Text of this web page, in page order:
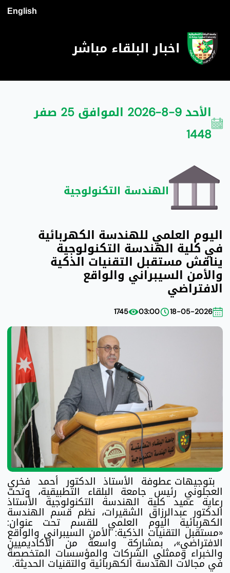
English
اخبار البلقاء مباشر
الأحد 9-8-2026 الموافق 25 صفر
1448
الهندسة التكنولوجية
اليوم العلمي للهندسة الكهربائية
في كلية الهندسة التكنولوجية
يناقش مستقبل التقنيات الذكية
والأمن السيبراني والواقع
الافتراضي
18-05-2026
03:00
1745
بتوجيهات عطوفة الأستاذ الدكتور أحمد فخري
العجلوني رئيس جامعة البلقاء التطبيقية، وتحت
رعاية عميد كلية الهندسة التكنولوجية الأستاذ
الدكتور عبدالرزاق الشقيرات، نظم قسم الهندسة
الكهربائية اليوم العلمي للقسم تحت عنوان:
«مستقبل التقنيات الذكية: الأمن السيبراني والواقع
الافتراضي»، بمشاركة واسعة من الأكاديميين
والخبراء وممثلي الشركات والمؤسسات المتخصصة
في مجالات الهندسة الكهربائية والتقنيات الحديثة.